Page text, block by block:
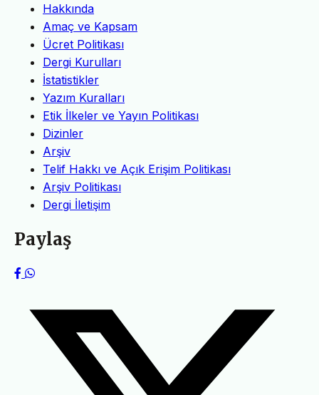
Hakkında
Amaç ve Kapsam
Ücret Politikası
Dergi Kurulları
İstatistikler
Yazım Kuralları
Etik İlkeler ve Yayın Politikası
Dizinler
Arşiv
Telif Hakkı ve Açık Erişim Politikası
Arşiv Politikası
Dergi İletişim
Paylaş